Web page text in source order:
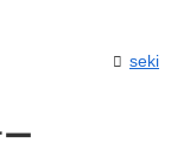
seki